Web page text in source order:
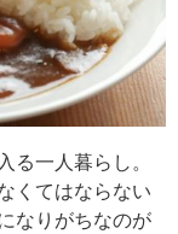
る一人暮らし。
くてはならない
なりがちなのが